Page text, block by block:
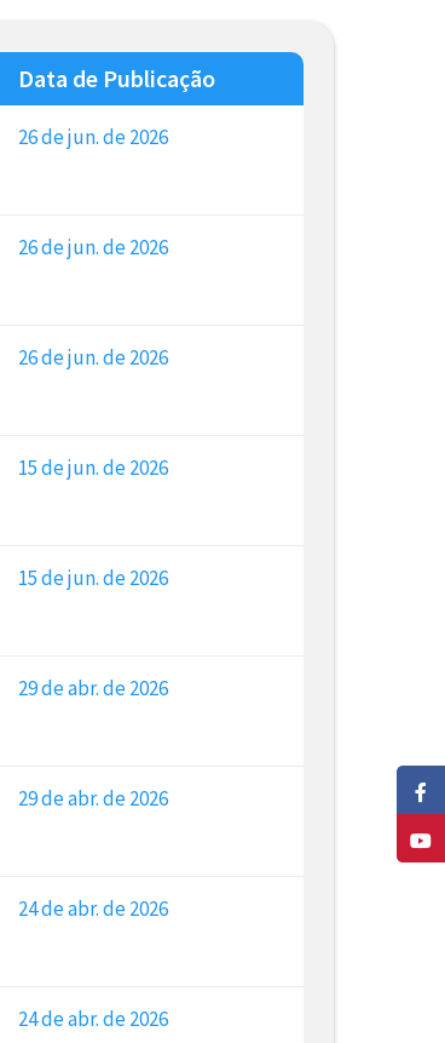
Data de Publicação
26 de jun. de 2026
26 de jun. de 2026
26 de jun. de 2026
15 de jun. de 2026
15 de jun. de 2026
29 de abr. de 2026
29 de abr. de 2026
24 de abr. de 2026
24 de abr. de 2026